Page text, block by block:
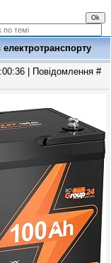
| Повідомлення #